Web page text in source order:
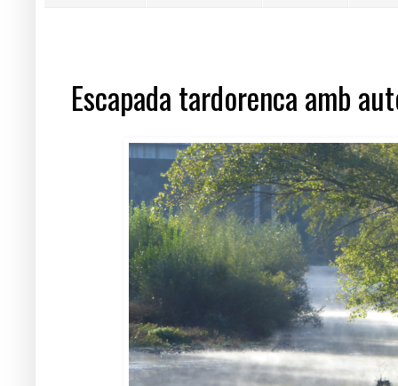
Escapada tardorenca amb